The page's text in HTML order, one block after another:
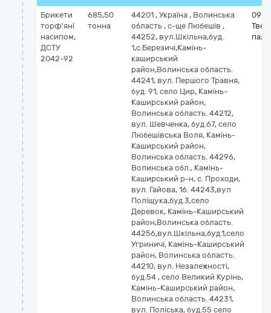
Брикети
торф'яні
насипом,
ДСТУ
2042-92
685,50
тонна
44201 , Україна , Волинська
область , с-ще Любешів ,
44252, вул.Шкільна,буд.
1,с.Березичі,Камінь-
каширський
район,Волинська область.
44241, вул. Першого Травня,
буд. 91, село Цир, Камінь-
Каширський район,
Волинська область. 44212,
вул. Шевченка, буд.67, село
Любешівська Воля, Камінь-
Каширський район,
Волинська область. 44296,
Волинська обл., Камінь-
Каширський р-н, с. Проходи,
вул. Гайова, 16. 44243,вул
Поліщука,буд.3,село
Деревок, Камінь-Каширський
район,Волинська область.
44256,вул.Шкільна,буд.1,село
Угриничі, Камінь-Каширський
район, Волинська область.
44210, вул. Незалежності,
буд.54 , село Великий Курінь,
Камінь-Каширський район,
Волинська область. 44231,
вул. Поліська, буд.55 село